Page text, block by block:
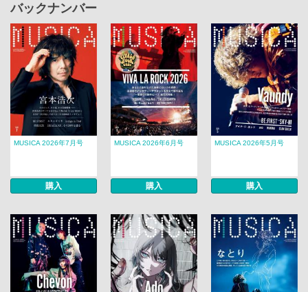
バックナンバー
MUSICA 2026年7月号
購入
MUSICA 2026年6月号
購入
MUSICA 2026年5月号
購入